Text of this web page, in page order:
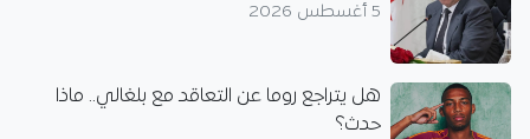
5 أغسطس 2026
هل يتراجع روما عن التعاقد مع بلغالي.. ماذا
حدث؟